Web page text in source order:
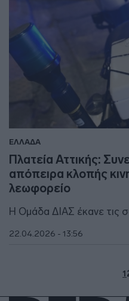
ΕΛΛΑΔΑ
Πλατεία Αττικής:
απόπειρα κλοπής
λεωφορείο
Η Ομάδα ΔΙΑΣ έκανε τις
22.04.2026 - 13:56
1